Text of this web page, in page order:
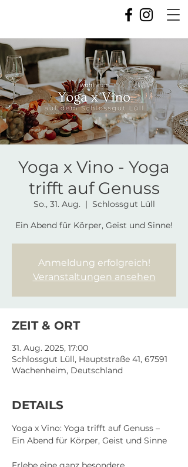
Yoga x Vino - Yoga
trifft auf Genuss
So., 31. Aug.
  |
Schlossgut Lüll
Ein Abend für Körper, Geist und Sinne!
Anmeldung erfolgreich!
Veranstaltungen ansehen
ZEIT & ORT
31. Aug. 2025, 17:00
Schlossgut Lüll, Hauptstraße 41, 67591
Wachenheim, Deutschland
DETAILS
Yoga x Vino: Yoga trifft auf Genuss –
Ein Abend für Körper, Geist und Sinne